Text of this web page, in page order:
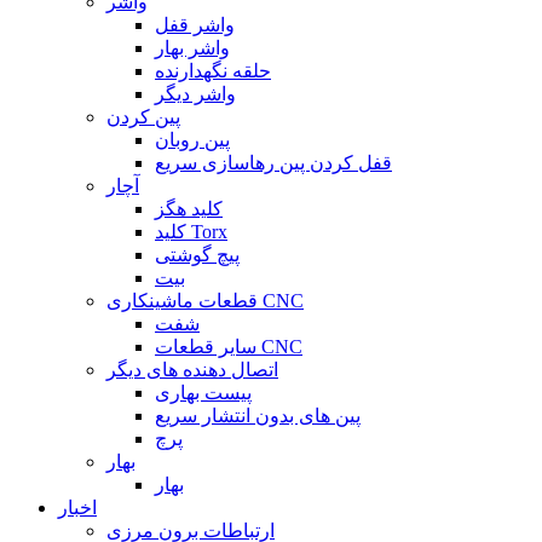
واشر قفل
واشر بهار
حلقه نگهدارنده
واشر دیگر
پین کردن
پین روبان
قفل کردن پین رهاسازی سریع
آچار
کلید هگز
کلید Torx
پیچ گوشتی
بیت
قطعات ماشینکاری CNC
شفت
سایر قطعات CNC
اتصال دهنده های دیگر
پیست بهاری
پین های بدون انتشار سریع
پرچ
بهار
بهار
اخبار
ارتباطات برون مرزی